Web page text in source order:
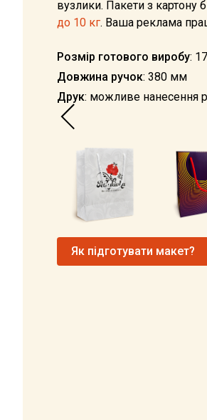
вузлики. Пакети з картону
до 10 кг. Ваша реклама
Розмір готового виробу:
Довжина ручок: 380 мм
Друк: можливе нанесення
Як підготувати макет?